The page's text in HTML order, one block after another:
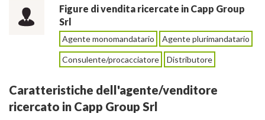
Figure di vendita ricercate in Capp Group
Srl
Agente monomandatario Agente plurimandatario
Consulente/procacciatore Distributore
Caratteristiche dell'agente/venditore
ricercato in Capp Group Srl